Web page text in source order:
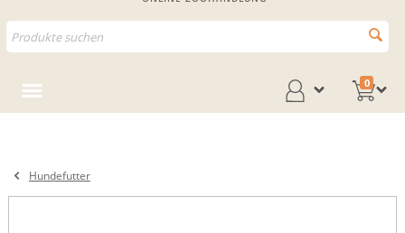
0
Hundefutter